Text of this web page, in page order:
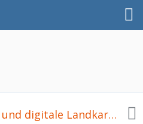
Mapsource, BaseCamp und digitale Landkarten von Garmin